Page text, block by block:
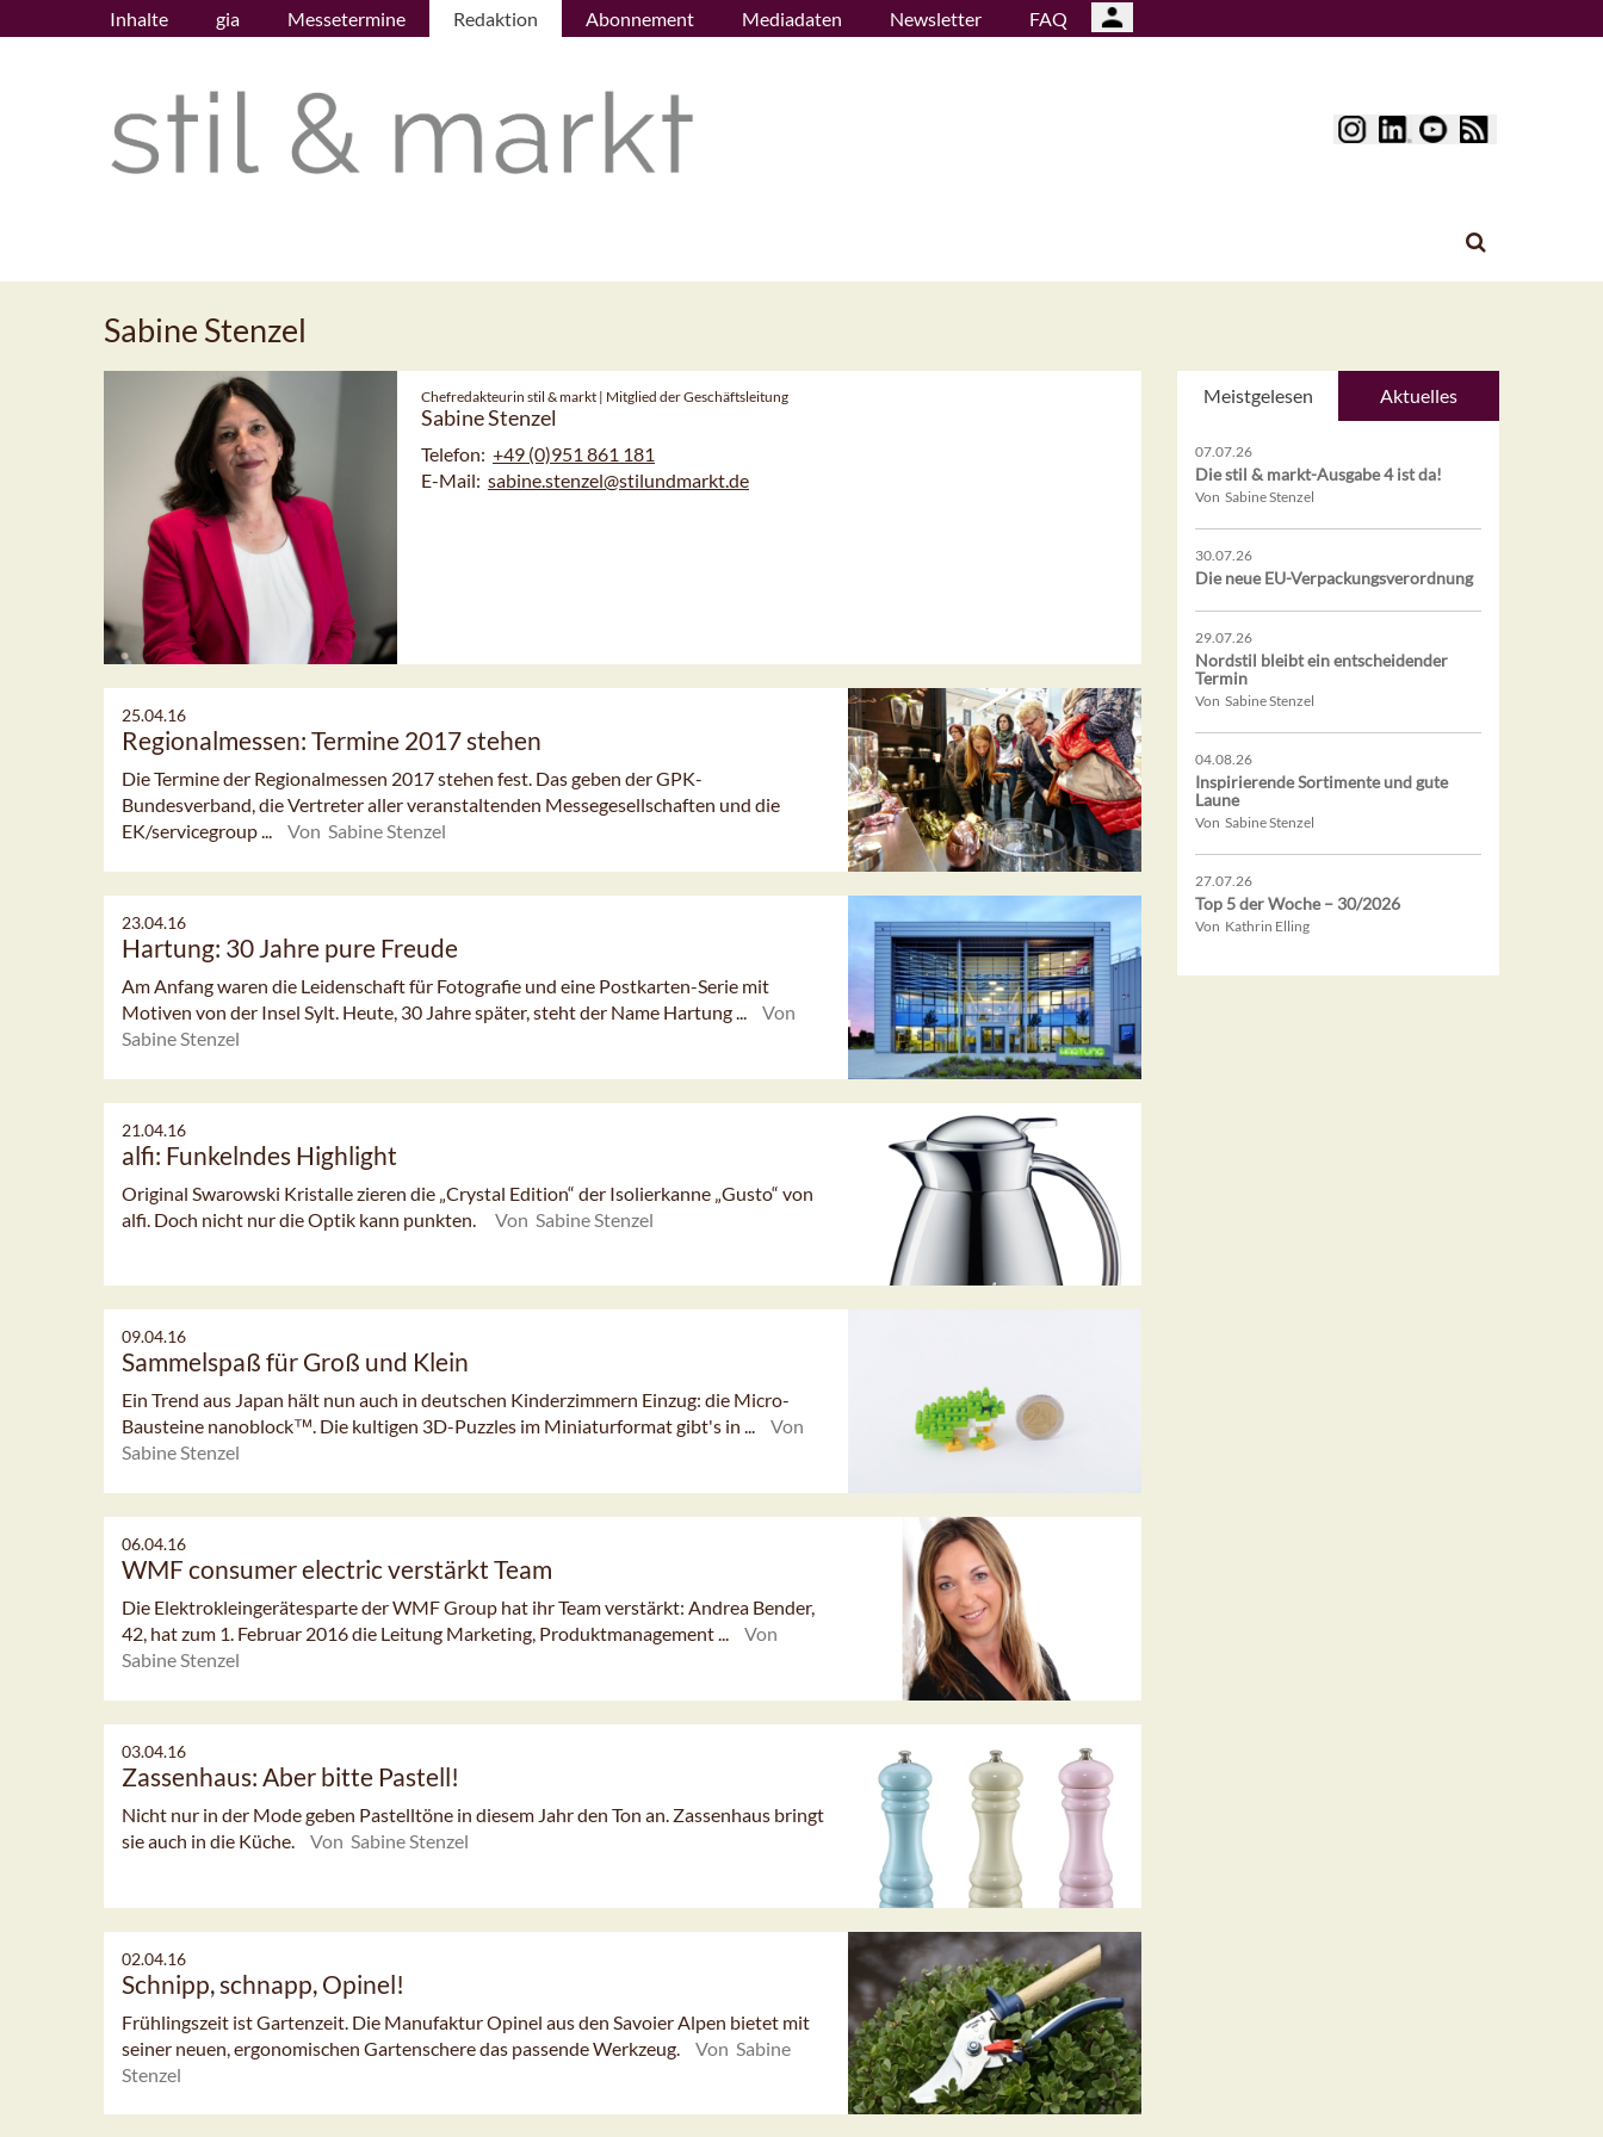
Inhalte gia Messetermine Redaktion Abonnement Mediadaten Newsletter FAQ
Sabine Stenzel
Chefredakteurin stil & markt | Mitglied der Geschäftsleitung
Sabine Stenzel
Telefon: +49 (0)951 861 181
E-Mail: sabine.stenzel@stilundmarkt.de
25.04.16
Regionalmessen: Termine 2017 stehen
Die Termine der Regionalmessen 2017 stehen fest. Das geben der GPK-
Bundesverband, die Vertreter aller veranstaltenden Messegesellschaften und die
EK/servicegroup ...
Von Sabine Stenzel
23.04.16
Hartung: 30 Jahre pure Freude
Am Anfang waren die Leidenschaft für Fotografie und eine Postkarten-Serie mit
Motiven von der Insel Sylt. Heute, 30 Jahre später, steht der Name Hartung ...
Von
Sabine Stenzel
21.04.16
alfi: Funkelndes Highlight
Original Swarowski Kristalle zieren die „Crystal Edition“ der Isolierkanne „Gusto“ von
alfi. Doch nicht nur die Optik kann punkten.
Von Sabine Stenzel
09.04.16
Sammelspaß für Groß und Klein
Ein Trend aus Japan hält nun auch in deutschen Kinderzimmern Einzug: die Micro-
Bausteine nanoblock™. Die kultigen 3D-Puzzles im Miniaturformat gibt's in ...
Von
Sabine Stenzel
06.04.16
WMF consumer electric verstärkt Team
Die Elektrokleingerätesparte der WMF Group hat ihr Team verstärkt: Andrea Bender,
42, hat zum 1. Februar 2016 die Leitung Marketing, Produktmanagement ...
Von
Sabine Stenzel
03.04.16
Zassenhaus: Aber bitte Pastell!
Nicht nur in der Mode geben Pastelltöne in diesem Jahr den Ton an. Zassenhaus bringt
sie auch in die Küche.
Von Sabine Stenzel
02.04.16
Schnipp, schnapp, Opinel!
Frühlingszeit ist Gartenzeit. Die Manufaktur Opinel aus den Savoier Alpen bietet mit
seiner neuen, ergonomischen Gartenschere das passende Werkzeug.
Von Sabine
Stenzel
Meistgelesen Aktuelles
07.07.26
Die stil & markt-Ausgabe 4 ist da!
Von Sabine Stenzel
30.07.26
Die neue EU-Verpackungsverordnung
29.07.26
Nordstil bleibt ein entscheidender
Termin
Von Sabine Stenzel
04.08.26
Inspirierende Sortimente und gute
Laune
Von Sabine Stenzel
27.07.26
Top 5 der Woche – 30/2026
Von Kathrin Elling